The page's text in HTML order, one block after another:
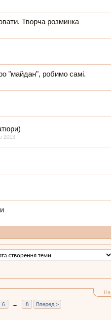
Творча розминка
"майдан", робимо самі.
2013
6 → 8 Вперед >